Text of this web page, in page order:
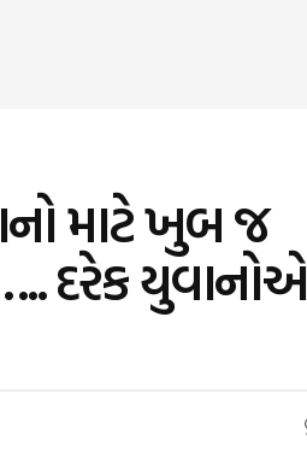
માટે ખુબ જ
દરેક યુવાનોએ